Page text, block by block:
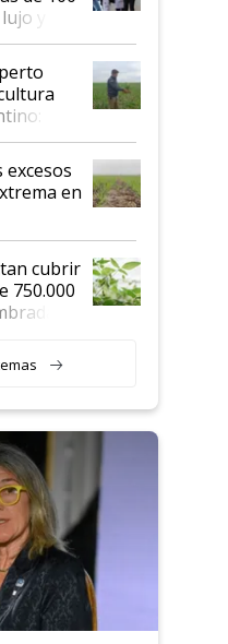
y
en
cubrir
750.000
un
y